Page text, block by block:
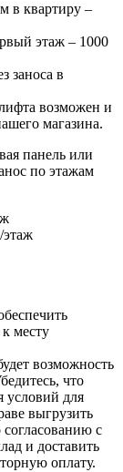
в квартиру –
этаж – 1000
заноса в
возможен и
магазина.
панель или
по этажам
этаж
месту
возможность
что
условий для
выгрузить
согласованию с
и доставить
оплату.